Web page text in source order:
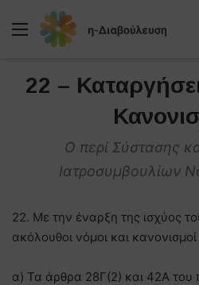
Μενού
22 –
Ο περί Σύστασης
Ιατροσυμβουλίων
22. Με την έναρξη της ισχύος
ακόλουθοι νόμοι και
α) Τα άρθρα 28Γ(2) και 42Α του